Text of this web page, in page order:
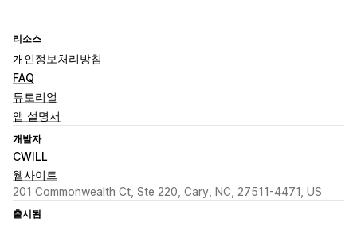
리소스
개인정보처리방침
FAQ
튜토리얼
앱 설명서
개발자
CWILL
웹사이트
201 Commonwealth Ct, Ste 220, Cary, NC, 27511-4471, US
출시됨